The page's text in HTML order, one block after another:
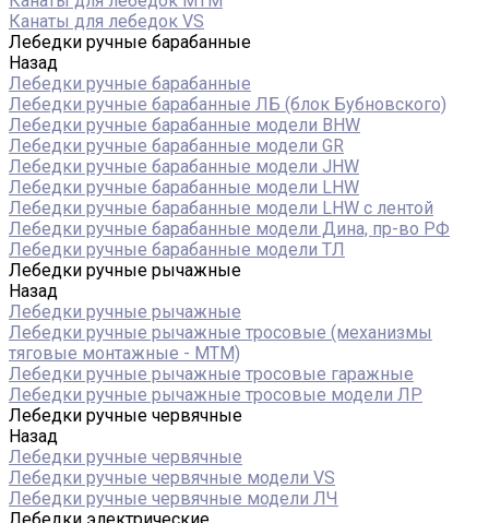
Канаты для лебедок VS
Лебедки ручные барабанные
Назад
Лебедки ручные барабанные
Лебедки ручные барабанные ЛБ (блок Бубновского)
Лебедки ручные барабанные модели BHW
Лебедки ручные барабанные модели GR
Лебедки ручные барабанные модели JHW
Лебедки ручные барабанные модели LHW
Лебедки ручные барабанные модели LHW c лентой
Лебедки ручные барабанные модели Дина, пр-во РФ
Лебедки ручные барабанные модели ТЛ
Лебедки ручные рычажные
Назад
Лебедки ручные рычажные
Лебедки ручные рычажные тросовые (механизмы
тяговые монтажные - МТМ)
Лебедки ручные рычажные тросовые гаражные
Лебедки ручные рычажные тросовые модели ЛР
Лебедки ручные червячные
Назад
Лебедки ручные червячные
Лебедки ручные червячные модели VS
Лебедки ручные червячные модели ЛЧ